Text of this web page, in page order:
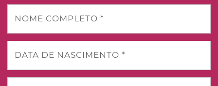
NOME COMPLETO *
DATA DE NASCIMENTO *